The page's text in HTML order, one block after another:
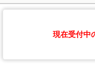
現在受付中